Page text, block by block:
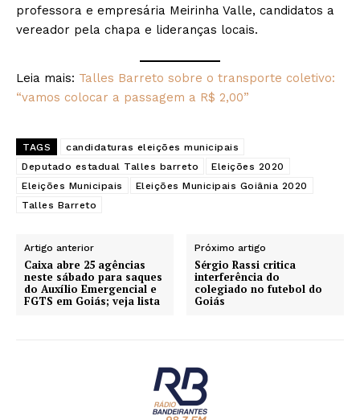
professora e empresária Meirinha Valle, candidatos a
vereador pela chapa e lideranças locais.
Leia mais: Talles Barreto sobre o transporte coletivo:
“vamos colocar a passagem a R$ 2,00”
TAGS
candidaturas eleições municipais
Deputado estadual Talles barreto
Eleições 2020
Eleições Municipais
Eleições Municipais Goiânia 2020
Talles Barreto
Artigo anterior
Caixa abre 25 agências
neste sábado para saques
do Auxílio Emergencial e
FGTS em Goiás; veja lista
Próximo artigo
Sérgio Rassi critica
interferência do
colegiado no futebol do
Goiás